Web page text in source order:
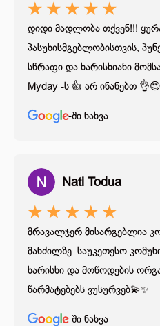
4.8 / 5
★ ★ ★ ★ ★
დიდი მადლობა თქვენ!!!
პასუხისმგებლობისთვის,
სწრაფი და ხარისხიანი
Myday -ს 👍 არ ინანებთ
-ში ნახვა
Nati Todua
★ ★ ★ ★ ★
მრავალჯერ მისარგებლია კომპანიის სერვისით წლების
მანძილზე. საუკეთესო
ხარისხი და მოწოდების
წარმატებებს ვუსურვებ💫✨
-ში ნახვა